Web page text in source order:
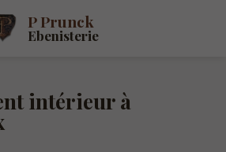
P Prunck
Ebenisterie
intérieur à